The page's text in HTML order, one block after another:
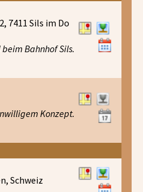
7411 Sils im Do
Bahnhof Sils.
Konzept.
Schweiz